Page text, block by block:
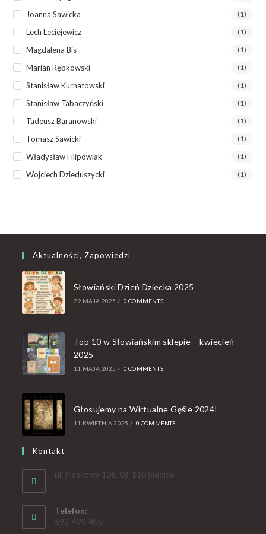
Joanna Sawicka (1)
Lech Leciejewicz (1)
Magdalena Bis (1)
Marian Rębkowski (1)
Stanisław Kurnatowski (1)
Stanisław Tabaczyński (1)
Tadeusz Baranowski (1)
Tomasz Sawicki (1)
Władysław Filipowiak (1)
Wojciech Dzieduszycki (1)
Aktualności, Zapowiedzi
Słowiański Dzień Dziecka 2025
29 MAJA 2025 / 0 COMMENTS
Top 10 w Słowiańskim sklepie – kwiecień
2025
11 MAJA 2025 / 0 COMMENTS
Głosujemy na Wirtualne Gęśle 2024!
11 KWIETNIA 2025 / 0 COMMENTS
Kontakt
ul. Piaskowa 108, 08-110 Siedlce
Telefon:
692-499-450